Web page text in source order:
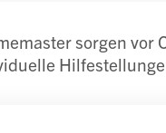
sorgen vor